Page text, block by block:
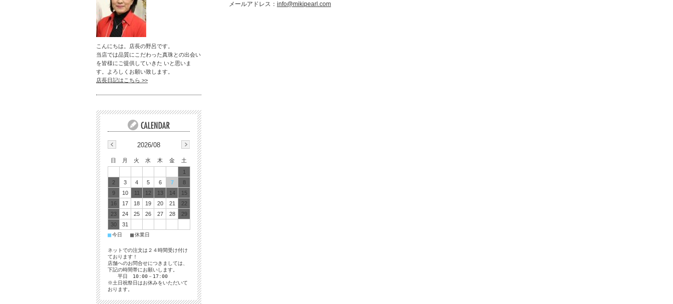
メールアドレス： info@mikipearl.com
こんにちは。店長の野呂です。
当店では品質にこだわった真珠との出会い
を皆様にご提供していきた いと思いま
す。よろしくお願い致します。
店長日記はこちら >>
2026/08
日 月 火 水 木 金
土
1
2
3 4 5 6 7
8
9
10 11 12 13 14
15
16
17 18 19 20 21
22
23
24 25 26 27 28
29
30
31
■今日 ■休業日
ネットでの注文は２４時間受け付け
ております！
店舗へのお問合せにつきましては、
下記の時間帯にお願いします。
平日 10:00－17:00
※土日祝祭日はお休みをいただいて
おります。